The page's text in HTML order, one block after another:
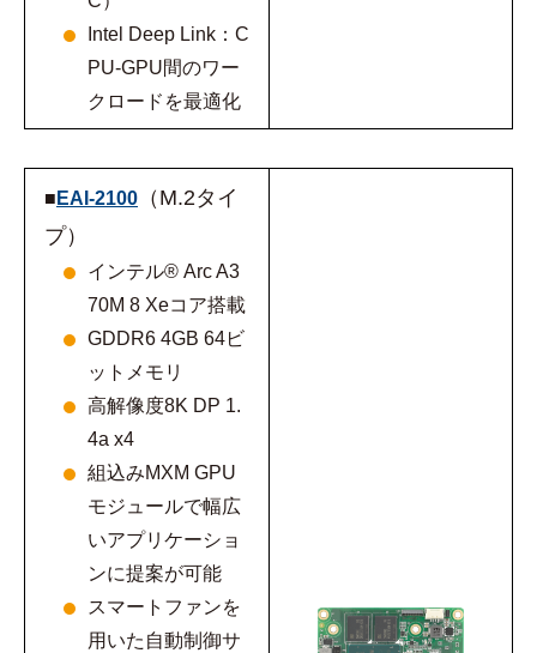
Intel Deep Link：C
PU-GPU間のワー
クロードを最適化
■ EAI-2100 （M.2タイ
プ）
インテル® Arc A3
70M 8 Xeコア搭載
GDDR6 4GB 64ビ
ットメモリ
高解像度8K DP 1.
4a x4
組込みMXM GPU
モジュールで幅広
いアプリケーショ
ンに提案が可能
スマートファンを
用いた自動制御サ